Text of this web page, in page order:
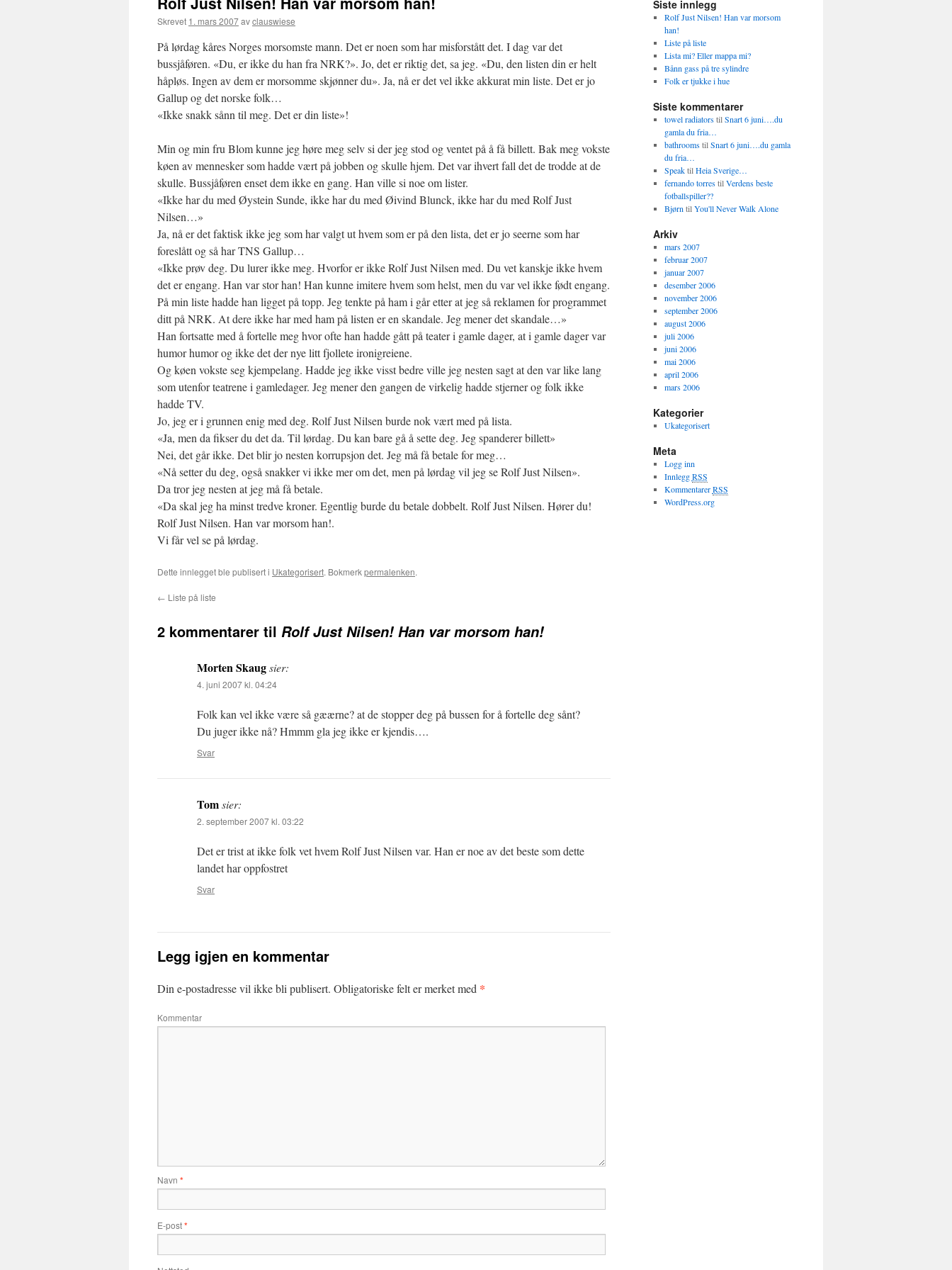
Skrevet 1. mars 2007avclauswiese
På lørdag kåres Norges morsomste mann. Det er noen som har misforstått det. I dag var det
bussjåføren. «Du, er ikke du han fra NRK?». Jo, det er riktig det, sa jeg. «Du, den listen din er helt
håpløs. Ingen av dem er morsomme skjønner du». Ja, nå er det vel ikke akkurat min liste. Det er jo
Gallup og det norske folk…
«Ikke snakk sånn til meg. Det er din liste»!
Min og min fru Blom kunne jeg høre meg selv si der jeg stod og ventet på å få billett. Bak meg vokste
køen av mennesker som hadde vært på jobben og skulle hjem. Det var ihvert fall det de trodde at de
skulle. Bussjåføren enset dem ikke en gang. Han ville si noe om lister.
«Ikke har du med Øystein Sunde, ikke har du med Øivind Blunck, ikke har du med Rolf Just
Nilsen…»
Ja, nå er det faktisk ikke jeg som har valgt ut hvem som er på den lista, det er jo seerne som har
foreslått og så har TNS Gallup…
«Ikke prøv deg. Du lurer ikke meg. Hvorfor er ikke Rolf Just Nilsen med. Du vet kanskje ikke hvem
det er engang. Han var stor han! Han kunne imitere hvem som helst, men du var vel ikke født engang.
På min liste hadde han ligget på topp. Jeg tenkte på ham i går etter at jeg så reklamen for programmet
ditt på NRK. At dere ikke har med ham på listen er en skandale. Jeg mener det skandale…»
Han fortsatte med å fortelle meg hvor ofte han hadde gått på teater i gamle dager, at i gamle dager var
humor humor og ikke det der nye litt fjollete ironigreiene.
Og køen vokste seg kjempelang. Hadde jeg ikke visst bedre ville jeg nesten sagt at den var like lang
som utenfor teatrene i gamledager. Jeg mener den gangen de virkelig hadde stjerner og folk ikke
hadde TV.
Jo, jeg er i grunnen enig med deg. Rolf Just Nilsen burde nok vært med på lista.
«Ja, men da fikser du det da. Til lørdag. Du kan bare gå å sette deg. Jeg spanderer billett»
Nei, det går ikke. Det blir jo nesten korrupsjon det. Jeg må få betale for meg…
«Nå setter du deg, også snakker vi ikke mer om det, men på lørdag vil jeg se Rolf Just Nilsen».
Da tror jeg nesten at jeg må få betale.
«Da skal jeg ha minst tredve kroner. Egentlig burde du betale dobbelt. Rolf Just Nilsen. Hører du!
Rolf Just Nilsen. Han var morsom han!.
Vi får vel se på lørdag.
Dette innlegget ble publisert i Ukategorisert. Bokmerkpermalenken.
← Liste på liste
2 kommentarer til Rolf Just Nilsen! Han var morsom han!
Morten Skaugsier:
4. juni 2007 kl. 04:24
Folk kan vel ikke være så gæærne? at de stopper deg på bussen for å fortelle deg sånt?
Du juger ikke nå? Hmmm gla jeg ikke er kjendis….
Svar
Tomsier:
2. september 2007 kl. 03:22
Det er trist at ikke folk vet hvem Rolf Just Nilsen var. Han er noe av det beste som dette
landet har oppfostret
Svar
Legg igjen en kommentar
Din e-postadresse vil ikke bli publisert. Obligatoriske felt er merket med *
Kommentar
Navn *
E-post*
Siste innlegg
Rolf Just Nilsen! Han var morsom
han!
Liste på liste
Lista mi? Eller mappa mi?
Bånn gass på tre sylindre
Folk er tjukke i hue
Siste kommentarer
towel radiatorstilSnart 6 juni….du
gamla du fria…
bathroomstilSnart 6 juni….du gamla
du fria…
SpeaktilHeia Sverige…
fernando torrestilVerdens beste
fotballspiller??
Bjørn tilYou'll Never Walk Alone
Arkiv
mars 2007
februar 2007
januar 2007
desember 2006
november 2006
september 2006
august 2006
juli 2006
juni 2006
mai 2006
april 2006
mars 2006
Kategorier
Ukategorisert
Meta
Logg inn
InnleggRSS
KommentarerRSS
WordPress.org